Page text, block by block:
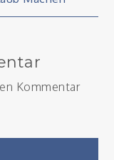
Kommentar